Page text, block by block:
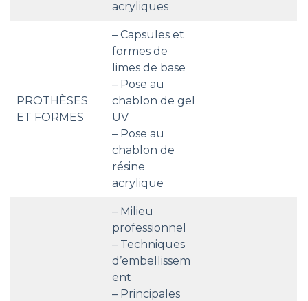
acryliques
PROTHÈSES
ET FORMES
– Capsules et
formes de
limes de base
– Pose au
chablon de gel
UV
– Pose au
chablon de
résine
acrylique
– Milieu
professionnel
– Techniques
d’embellissem
ent
– Principales